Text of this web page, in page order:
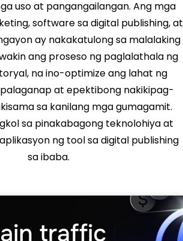
uso at pangangailangan. Ang mga
software sa digital publishing, at
ay nakakatulong sa malalaking
ang proseso ng paglalathala ng
na ino-optimize ang lahat ng
at epektibong nakikipag-
sa kanilang mga gumagamit.
sa pinakabagong teknolohiya at
ng tool sa digital publishing
sa ibaba.